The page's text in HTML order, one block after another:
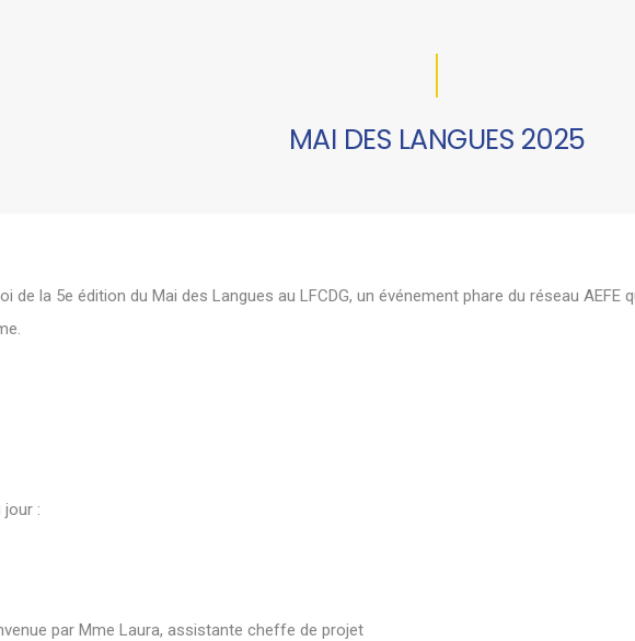
MAI DES LANGUES 2025
de la 5e édition du Mai des Langues au LFCDG, un événement phare du réseau AEFE
jour :
par Mme Laura, assistante cheffe de projet